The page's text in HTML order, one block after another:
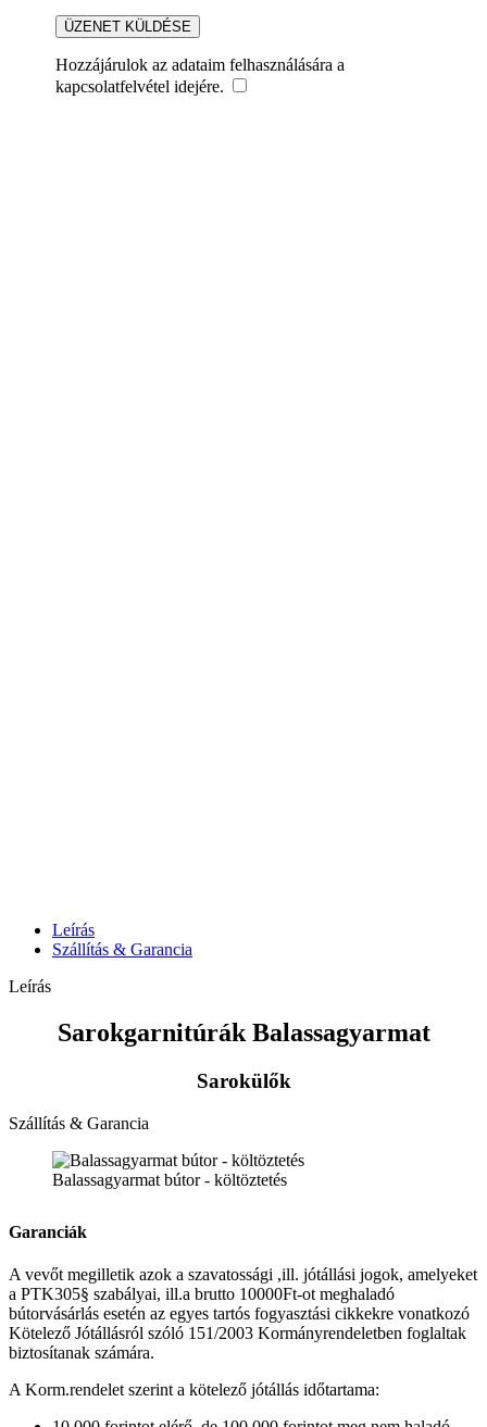
Hozzájárulok az adataim felhasználására a
kapcsolatfelvétel idejére.
Leírás
Szállítás & Garancia
Leírás
Sarokgarnitúrák Balassagyarmat
Sarokülők
Szállítás & Garancia
Balassagyarmat bútor - költöztetés
Garanciák
A vevőt megilletik azok a szavatossági ,ill. jótállási jogok, amelyeket
a PTK305§ szabályai, ill.a brutto 10000Ft-ot meghaladó
bútorvásárlás esetén az egyes tartós fogyasztási cikkekre vonatkozó
Kötelező Jótállásról szóló 151/2003 Kormányrendeletben foglaltak
biztosítanak számára.
A Korm.rendelet szerint a kötelező jótállás időtartama: